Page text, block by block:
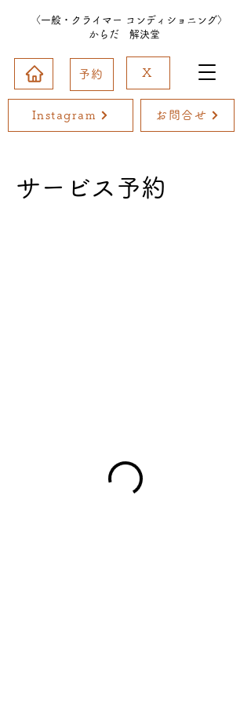
〈一般・クライマー コンディショニング〉
からだ 解決堂
予約 X
Instagram お問合せ
サービス予約